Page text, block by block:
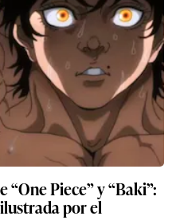
Piece” y “Baki”:
por el